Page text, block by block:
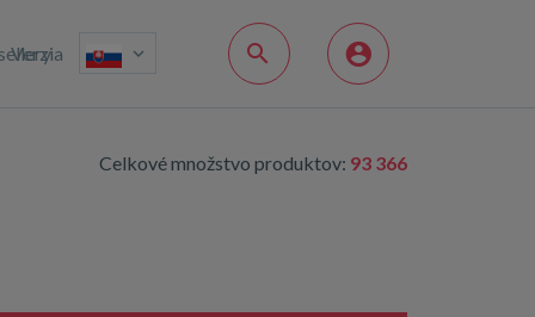
Verzia
Celkové množstvo produktov: 93 366